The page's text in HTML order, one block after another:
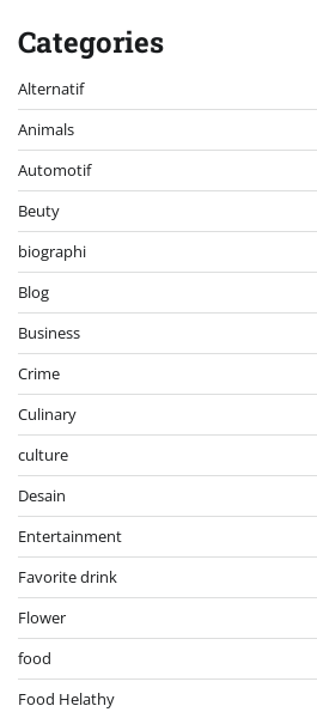
Categories
Alternatif
Animals
Automotif
Beuty
biographi
Blog
Business
Crime
Culinary
culture
Desain
Entertainment
Favorite drink
Flower
food
Food Helathy